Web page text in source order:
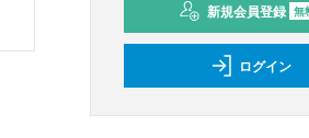
新規会員登録 無
ログイン